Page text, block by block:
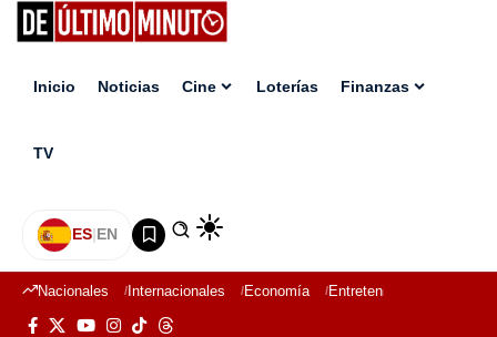
Inicio Noticias Cine Loterías Finanzas
TV
ES|EN
Nacionales Internacionales Economía Entretenimiento